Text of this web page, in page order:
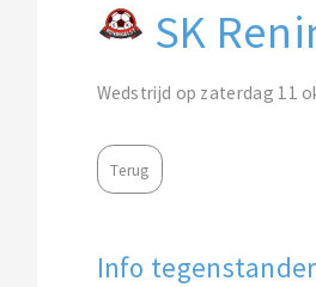
SK
Wedstrijd op zaterdag 11
Terug
Info